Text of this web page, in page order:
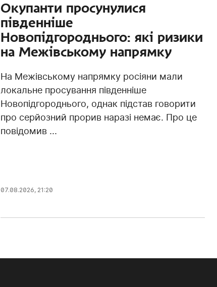
Окупанти просунулися
південніше
Новопідгороднього: які ризики
на Межівському напрямку
На Межівському напрямку росіяни мали
локальне просування південніше
Новопідгороднього, однак підстав говорити
про серйозний прорив наразі немає. Про це
повідомив ...
07.08.2026, 21:20